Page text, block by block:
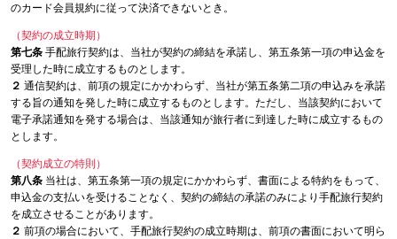
のカード会員規約に従って決済できないとき。
（契約の成立時期）
第七条 手配旅行契約は、当社が契約の締結を承諾し、第五条第一項の申込金を
受理した時に成立するものとします。
２ 通信契約は、前項の規定にかかわらず、当社が第五条第二項の申込みを承諾
する旨の通知を発した時に成立するものとします。ただし、当該契約において
電子承諾通知を発する場合は、当該通知が旅行者に到達した時に成立するもの
とします。
（契約成立の特則）
第八条 当社は、第五条第一項の規定にかかわらず、書面による特約をもって、
申込金の支払いを受けることなく、契約の締結の承諾のみにより手配旅行契約
を成立させることがあります。
２ 前項の場合において、手配旅行契約の成立時期は、前項の書面において明ら